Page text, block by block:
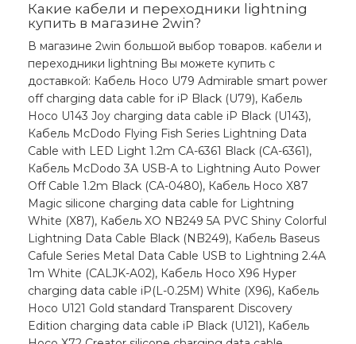
Какие кабели и переходники lightning
купить в магазине 2win?
В магазине 2win большой выбор товаров. кабели и
переходники lightning Вы можете купить с
доставкой: Кабель Hoco U79 Admirable smart power
off charging data cable for iP Black (U79), Кабель
Hoco U143 Joy charging data cable iP Black (U143),
Кабель McDodo Flying Fish Series Lightning Data
Cable with LED Light 1.2m CA-6361 Black (CA-6361),
Кабель McDodo 3A USB-A to Lightning Auto Power
Off Cable 1.2m Black (CA-0480), Кабель Hoco X87
Magic silicone charging data cable for Lightning
White (X87), Кабель XO NB249 5A PVC Shiny Colorful
Lightning Data Cable Black (NB249), Кабель Baseus
Cafule Series Metal Data Cable USB to Lightning 2.4A
1m White (CALJK-A02), Кабель Hoco X96 Hyper
charging data cable iP(L-0.25M) White (X96), Кабель
Hoco U121 Gold standard Transparent Discovery
Edition charging data cable iP Black (U121), Кабель